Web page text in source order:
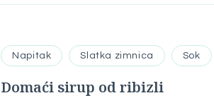
Napitak Slatka zimnica Sok
Domaći sirup od ribizli